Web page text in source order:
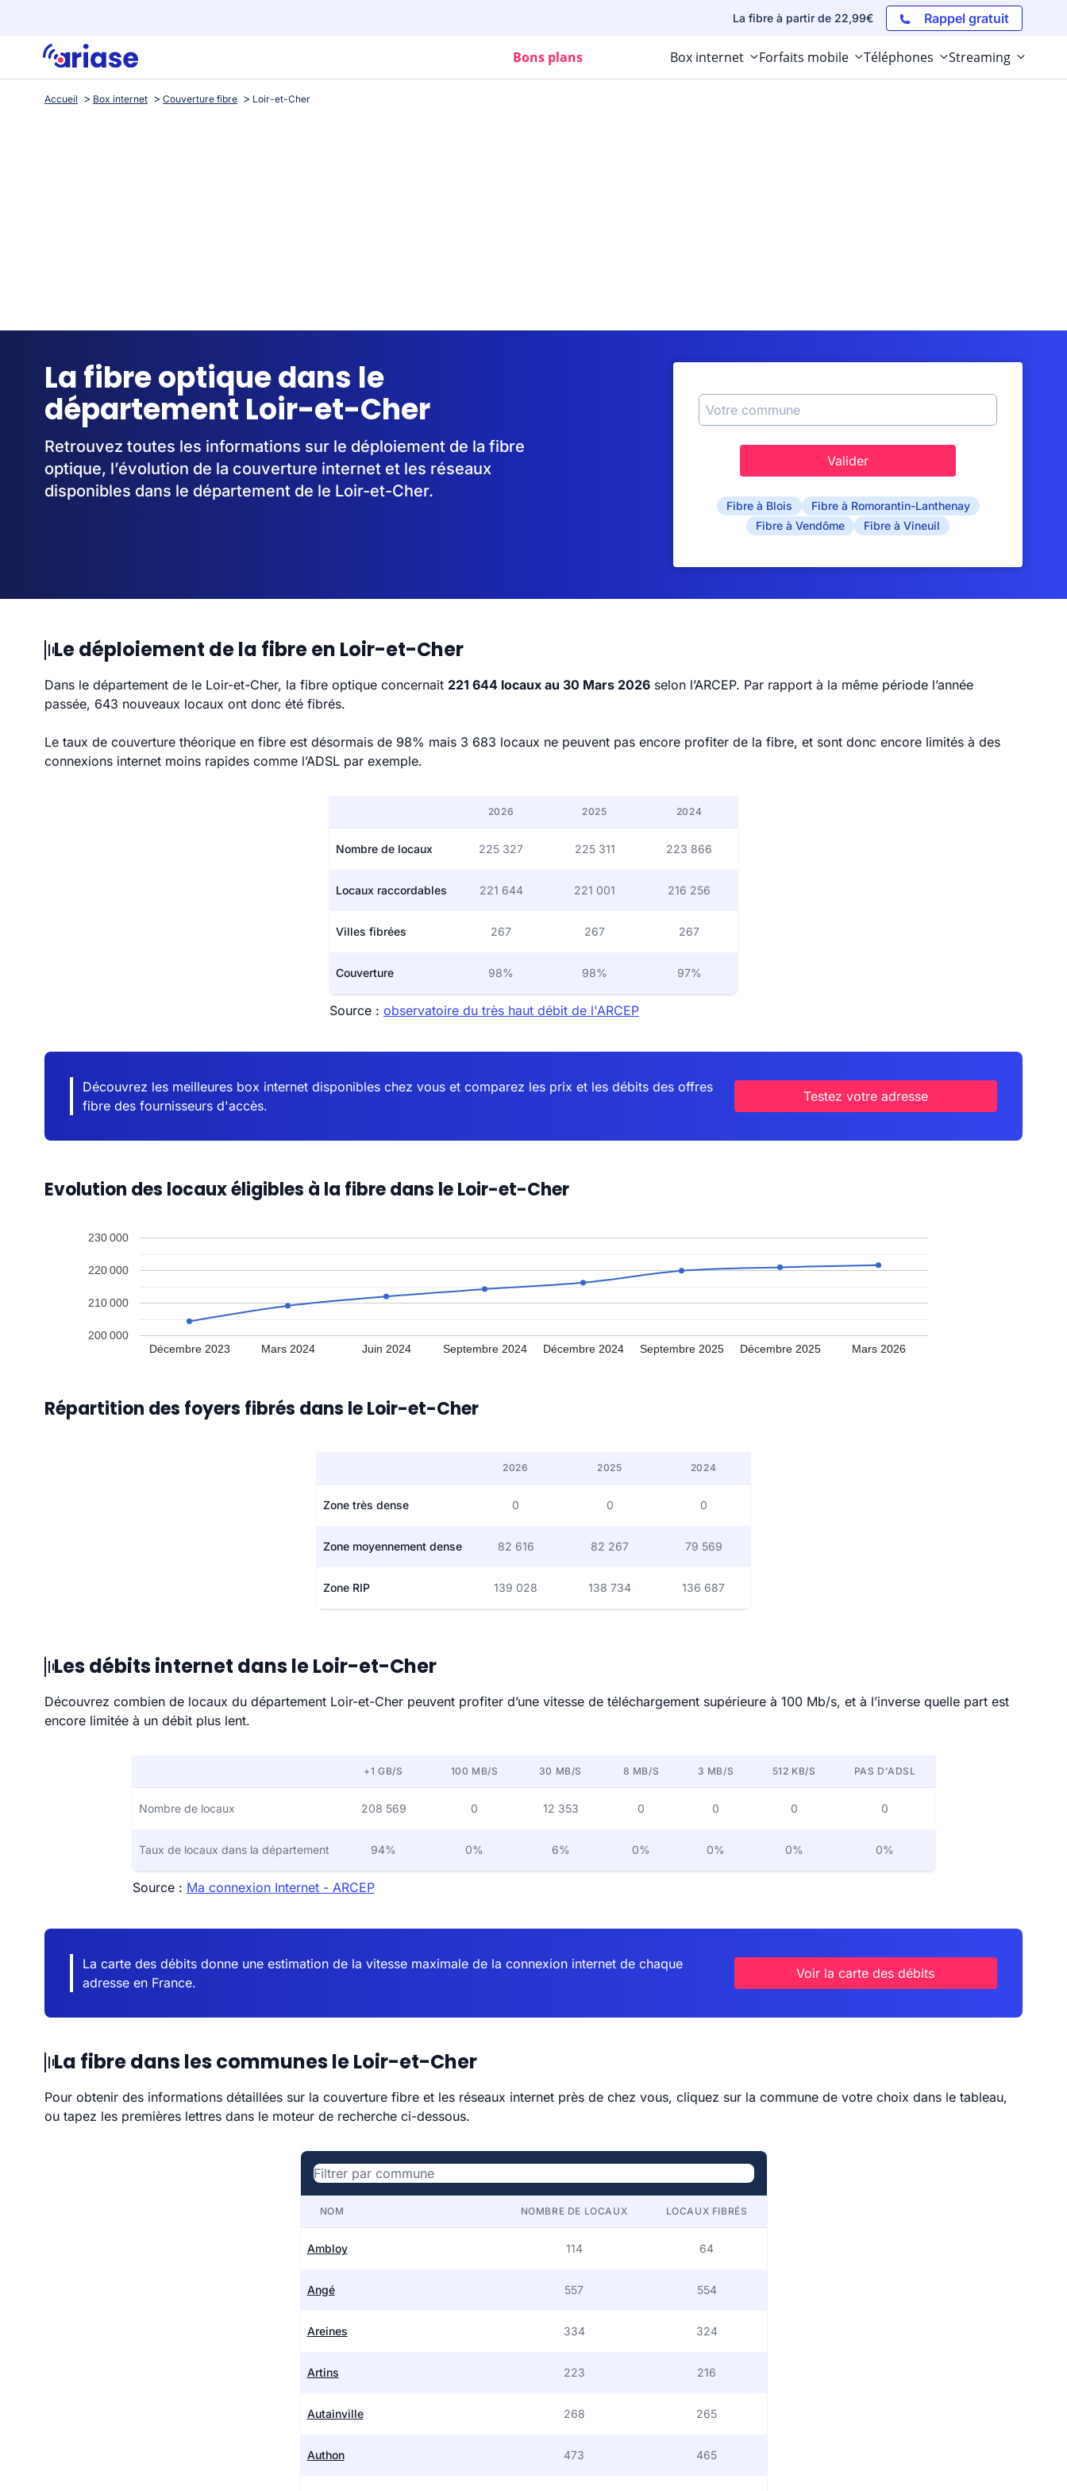
La fibre à partir de 22,99€ Rappel gratuit
Bons plans Box internet Forfaits mobile Téléphones Streaming
Accueil Box internet Couverture fibre Loir-et-Cher
La fibre optique dans le
département Loir-et-Cher
Retrouvez toutes les informations sur le déploiement de la fibre
optique, l’évolution de la couverture internet et les réseaux
disponibles dans le département de le Loir-et-Cher.
Valider
Fibre à Blois
Fibre à Romorantin-Lanthenay
Fibre à Vendôme
Fibre à Vineuil
Le déploiement de la fibre en Loir-et-Cher
Dans le département de le Loir-et-Cher, la fibre optique concernait 221 644 locaux au 30 Mars 2026 selon l’ARCEP. Par rapport à la même période l’année
passée, 643 nouveaux locaux ont donc été fibrés.
Le taux de couverture théorique en fibre est désormais de 98% mais 3 683 locaux ne peuvent pas encore profiter de la fibre, et sont donc encore limités à des
connexions internet moins rapides comme l’ADSL par exemple.
2026 2025 2024
Nombre de locaux 225 327 225 311 223 866
Locaux raccordables 221 644 221 001 216 256
Villes fibrées 267 267 267
Couverture 98% 98% 97%
Source : observatoire du très haut débit de l'ARCEP
Découvrez les meilleures box internet disponibles chez vous et comparez les prix et les débits des offres
fibre des fournisseurs d'accès.
Testez votre adresse
Evolution des locaux éligibles à la fibre dans le Loir-et-Cher
Décembre 2023 Mars 2024 Juin 2024 Septembre 2024 Décembre 2024 Septembre 2025 Décembre 2025 Mars 2026
200 000
210 000
220 000
230 000
Répartition des foyers fibrés dans le Loir-et-Cher
2026 2025 2024
Zone très dense 0 0 0
Zone moyennement dense 82 616 82 267 79 569
Zone RIP 139 028 138 734 136 687
Les débits internet dans le Loir-et-Cher
Découvrez combien de locaux du département Loir-et-Cher peuvent profiter d’une vitesse de téléchargement supérieure à 100 Mb/s, et à l’inverse quelle part est
encore limitée à un débit plus lent.
+1 GB/S 100 MB/S 30 MB/S 8 MB/S 3 MB/S 512 KB/S PAS D'ADSL
Nombre de locaux 208 569 0 12 353 0 0 0 0
Taux de locaux dans la département 94% 0% 6% 0% 0% 0% 0%
Source : Ma connexion Internet - ARCEP
La carte des débits donne une estimation de la vitesse maximale de la connexion internet de chaque
adresse en France.
Voir la carte des débits
La fibre dans les communes le Loir-et-Cher
Pour obtenir des informations détaillées sur la couverture fibre et les réseaux internet près de chez vous, cliquez sur la commune de votre choix dans le tableau,
ou tapez les premières lettres dans le moteur de recherche ci-dessous.
NOM NOMBRE DE LOCAUX LOCAUX FIBRÉS
Ambloy 114 64
Angé 557 554
Areines 334 324
Artins 223 216
Autainville 268 265
Authon 473 465